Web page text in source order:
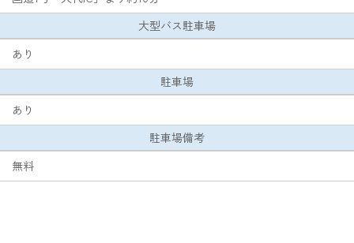
大型バス駐車場
あり
駐車場
あり
駐車場備考
無料